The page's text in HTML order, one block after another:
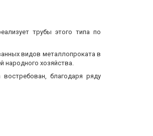
трубы этого типа по
видов металлопроката в
народного хозяйства.
благодаря ряду